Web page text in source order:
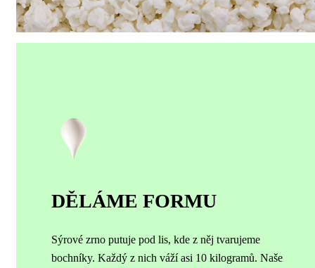
DĚLÁME FORMU
Sýrové zrno putuje pod lis, kde z něj tvarujeme
bochníky. Každý z nich váží asi 10 kilogramů. Naše